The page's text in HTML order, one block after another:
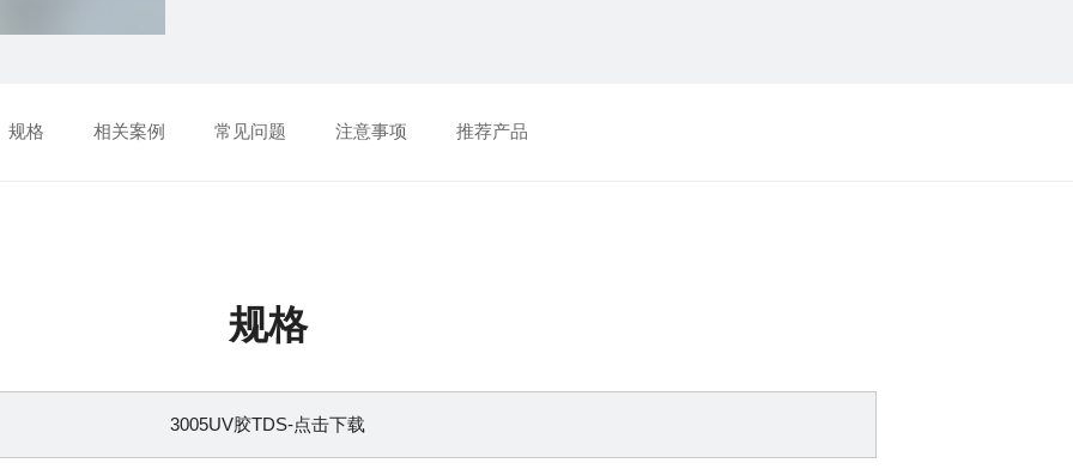
规格 相关案例 常见问题 注意事项 推荐产品
规格
3005UV胶TDS-点击下载